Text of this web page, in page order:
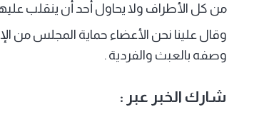
من كل الأطراف ولا يحاول أحد أن ينقلب
وقال علينا نحن الأعضاء حماية المجلس من
وصفه بالعبث والفردية .
شارك الخبر عبر :